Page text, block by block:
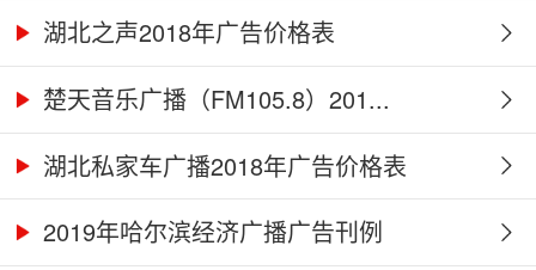
湖北之声2018年广告价格表
楚天音乐广播（FM105.8）201...
湖北私家车广播2018年广告价格表
2019年哈尔滨经济广播广告刊例